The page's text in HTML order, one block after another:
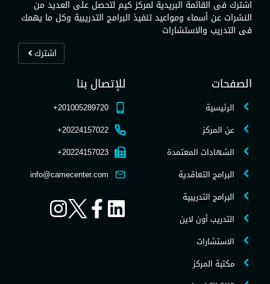
اشترك فى القائمة البريدية لمركز كيم لتحصل على العديد من
النشرات عن أسماء ومواعيد تنفيذ البرامج التدريبية وكل ما يهمك
فى التدريب والاستشارات
اشترك
الصفحات
الرئيسية
عن المركز
الشهادات المعتمدة
البرامج التعاقدية
البرامج التدريبية
التدريب أون لاين
الاستشارات
مكتبة المركز
للإتصال بنا
201005289720+
20224157022+
20224157023+
info@camecenter.com